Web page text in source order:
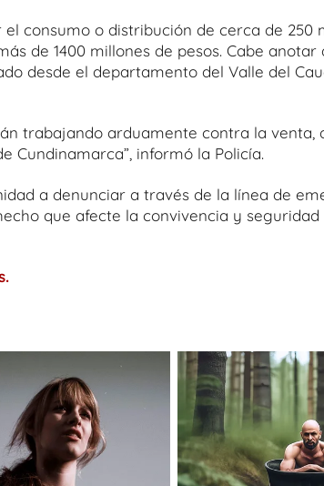
consumo o distribución de cerca de 250
de 1400 millones de pesos. Cabe anotar
desde el departamento del Valle del
trabajando arduamente contra la venta,
Cundinamarca”, informó la Policía.
a denunciar a través de la línea de
que afecte la convivencia y